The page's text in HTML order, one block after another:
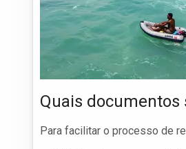
Quais documentos
Para facilitar o processo de